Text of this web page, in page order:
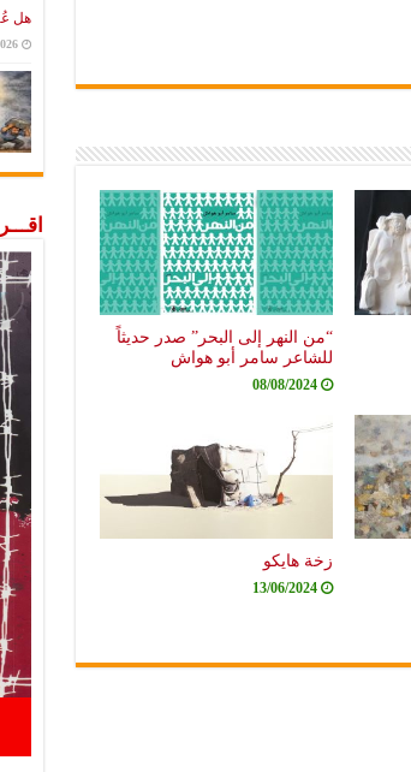
“من النهر إلى البحر” صدر حديثاً
للشاعر سامر أبو هواش
08/08/2024
زخة هايكو
13/06/2024
هل